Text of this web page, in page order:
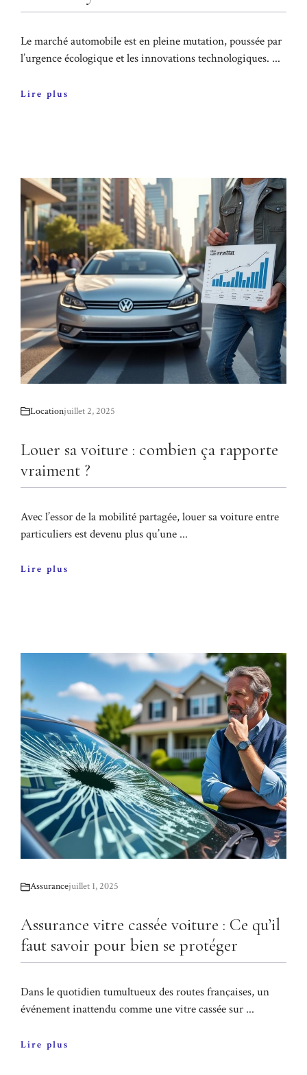
Le marché automobile est en pleine mutation, poussée par
l’urgence écologique et les innovations technologiques. ...
Lire plus
Locationjuillet 2, 2025
Louer sa voiture : combien ça rapporte
vraiment ?
Avec l’essor de la mobilité partagée, louer sa voiture entre
particuliers est devenu plus qu’une ...
Lire plus
Assurancejuillet 1, 2025
Assurance vitre cassée voiture : Ce qu’il
faut savoir pour bien se protéger
Dans le quotidien tumultueux des routes françaises, un
événement inattendu comme une vitre cassée sur ...
Lire plus